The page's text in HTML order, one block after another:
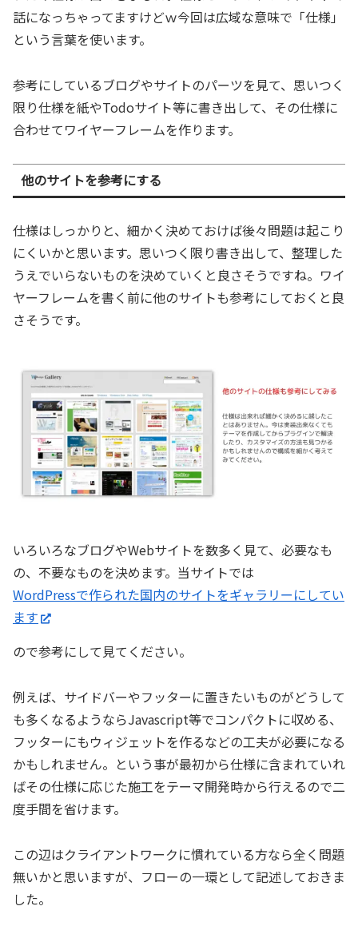
話になっちゃってますけどｗ今回は広域な意味で「仕様」
という言葉を使います。
参考にしているブログやサイトのパーツを見て、思いつく
限り仕様を紙やTodoサイト等に書き出して、その仕様に
合わせてワイヤーフレームを作ります。
他のサイトを参考にする
仕様はしっかりと、細かく決めておけば後々問題は起こり
にくいかと思います。思いつく限り書き出して、整理した
うえでいらないものを決めていくと良さそうですね。ワイ
ヤーフレームを書く前に他のサイトも参考にしておくと良
さそうです。
いろいろなブログやWebサイトを数多く見て、必要なも
の、不要なものを決めます。当サイトでは
WordPressで作られた国内のサイトをギャラリーにしてい
ます
ので参考にして見てください。
例えば、サイドバーやフッターに置きたいものがどうして
も多くなるようならJavascript等でコンパクトに収める、
フッターにもウィジェットを作るなどの工夫が必要になる
かもしれません。という事が最初から仕様に含まれていれ
ばその仕様に応じた施工をテーマ開発時から行えるので二
度手間を省けます。
この辺はクライアントワークに慣れている方なら全く問題
無いかと思いますが、フローの一環として記述しておきま
した。